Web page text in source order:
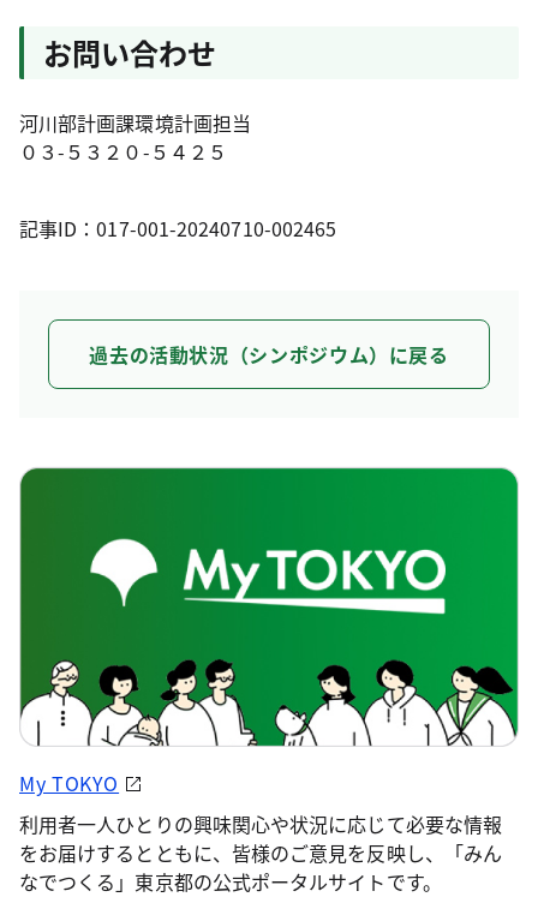
お問い合わせ
河川部計画課環境計画担当
０３-５３２０-５４２５
記事ID：017-001-20240710-002465
過去の活動状況（シンポジウム）に戻る
My TOKYO
利用者一人ひとりの興味関心や状況に応じて必要な情報
をお届けするとともに、皆様のご意見を反映し、「みん
なでつくる」東京都の公式ポータルサイトです。